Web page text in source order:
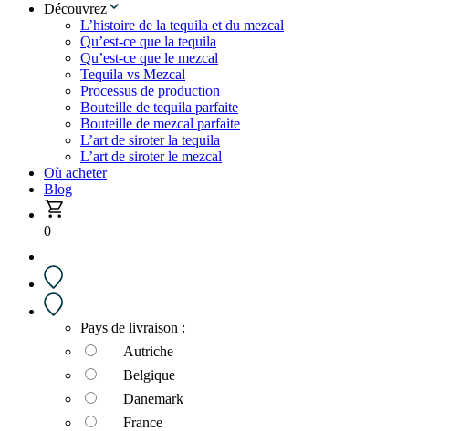
Découvrez
L’histoire de la tequila et du mezcal
Qu’est-ce que la tequila
Qu’est-ce que le mezcal
Tequila vs Mezcal
Processus de production
Bouteille de tequila parfaite
Bouteille de mezcal parfaite
L’art de siroter la tequila
L’art de siroter le mezcal
Où acheter
Blog
0
Pays de livraison :
Autriche
Belgique
Danemark
France